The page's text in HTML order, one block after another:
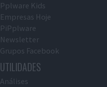
Pplware Kids
Empresas Hoje
PiPplware
Newsletter
Grupos Facebook
UTILIDADES
Análises